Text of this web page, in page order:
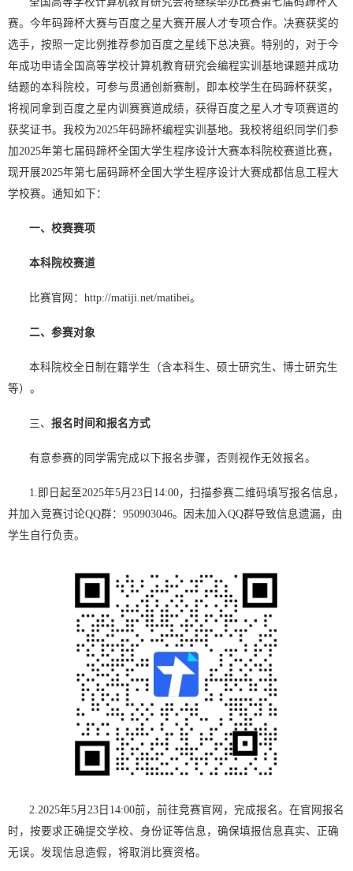
赛。今年码蹄杯大赛与百度之星大赛开展人才专项合作。决赛获奖的
选手，按照一定比例推荐参加百度之星线下总决赛。特别的，对于今
年成功申请全国高等学校计算机教育研究会编程实训基地课题并成功
结题的本科院校，可参与贯通创新赛制，即本校学生在码蹄杯获奖，
将视同拿到百度之星内训赛赛道成绩，获得百度之星人才专项赛道的
获奖证书。我校为2025年码蹄杯编程实训基地。我校将组织同学们参
加2025年第七届码蹄杯全国大学生程序设计大赛本科院校赛道比赛，
现开展2025年第七届码蹄杯全国大学生程序设计大赛成都信息工程大
学校赛。通知如下：
一、校赛赛项
本科院校赛道
比赛官网：http://matiji.net/matibei。
二、参赛对象
本科院校全日制在籍学生（含本科生、硕士研究生、博士研究生
等）。
三、报名时间和报名方式
有意参赛的同学需完成以下报名步骤，否则视作无效报名。
1.即日起至2025年5月23日14:00，扫描参赛二维码填写报名信息，
并加入竞赛讨论QQ群：950903046。因未加入QQ群导致信息遗漏，由
学生自行负责。
2.2025年5月23日14:00前，前往竞赛官网，完成报名。在官网报名
时，按要求正确提交学校、身份证等信息，确保填报信息真实、正确
无误。发现信息造假，将取消比赛资格。